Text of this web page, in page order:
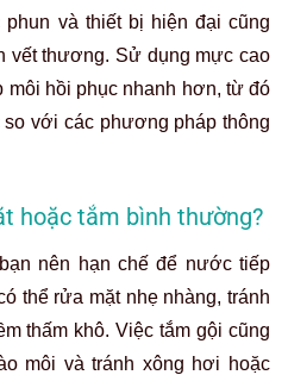
và thiết bị hiện đại cũng
vết thương. Sử dụng mực cao
môi hồi phục nhanh hơn, từ đó
với các phương pháp thông
hoặc tắm bình thường?
nên hạn chế để nước tiếp
thể rửa mặt nhẹ nhàng, tránh
thấm khô. Việc tắm gội cũng
môi và tránh xông hơi hoặc